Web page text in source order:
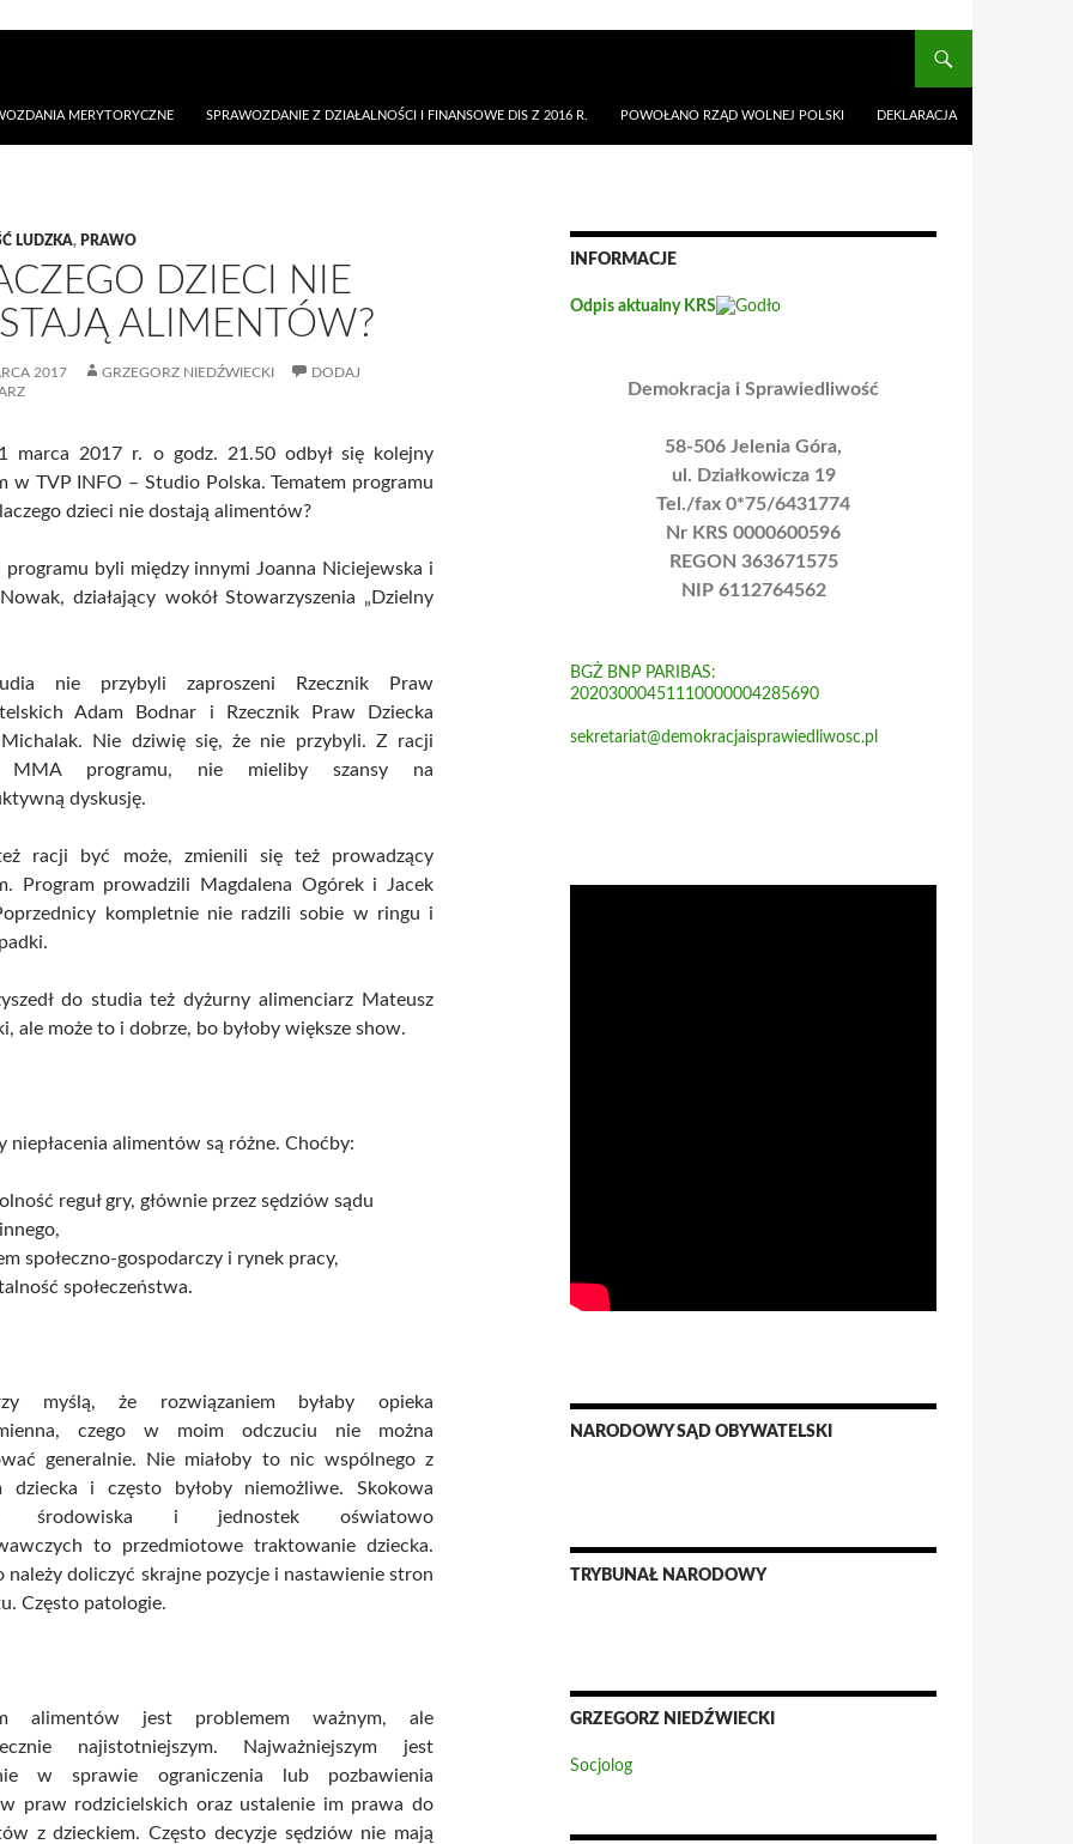
MERYTORYCZNE SPRAWOZDANIE Z DZIAŁALNOŚCI I FINANSOWE DIS Z 2016 R. POWOŁANO RZĄD WOLNEJ POLSKI DEKLARACJA
LUDZKA, PRAWO
DZIECI NIE
ALIMENTÓW?
2017 GRZEGORZ NIEDŹWIECKI
DODAJ
marca 2017 r. o godz. 21.50 odbył się kolejny
w TVP INFO – Studio Polska. Tematem programu
dzieci nie dostają alimentów?
programu byli między innymi Joanna Niciejewska i
działający wokół Stowarzyszenia „Dzielny
nie przybyli zaproszeni Rzecznik Praw
Adam Bodnar i Rzecznik Praw Dziecka
Nie dziwię się, że nie przybyli. Z racji
MMA programu, nie mieliby szansy na
dyskusję.
racji być może, zmienili się też prowadzący
Program prowadzili Magdalena Ogórek i Jacek
kompletnie nie radzili sobie w ringu i
do studia też dyżurny alimenciarz Mateusz
ale może to i dobrze, bo byłoby większe show.
niepłacenia alimentów są różne. Choćby:
reguł gry, głównie przez sędziów sądu
społeczno-gospodarczy i rynek pracy,
społeczeństwa.
myślą, że rozwiązaniem byłaby opieka
czego w moim odczuciu nie można
generalnie. Nie miałoby to nic wspólnego z
dziecka i często byłoby niemożliwe. Skokowa
środowiska i jednostek oświatowo
to przedmiotowe traktowanie dziecka.
należy doliczyć skrajne pozycje i nastawienie stron
Często patologie.
alimentów jest problemem ważnym, ale
najistotniejszym. Najważniejszym jest
w sprawie ograniczenia lub pozbawienia
praw rodzicielskich oraz ustalenie im prawa do
z dzieckiem. Często decyzje sędziów nie mają
INFORMACJE
Odpis aktualny KRS
Demokracja i Sprawiedliwość
58-506 Jelenia Góra,
ul. Działkowicza 19
Tel./fax 0*75/6431774
Nr KRS 0000600596
REGON 363671575
NIP 6112764562
BGŻ BNP PARIBAS:
20203000451110000004285690
sekretariat@demokracjaisprawiedliwosc.pl
NARODOWY SĄD OBYWATELSKI
TRYBUNAŁ NARODOWY
GRZEGORZ NIEDŹWIECKI
Socjolog